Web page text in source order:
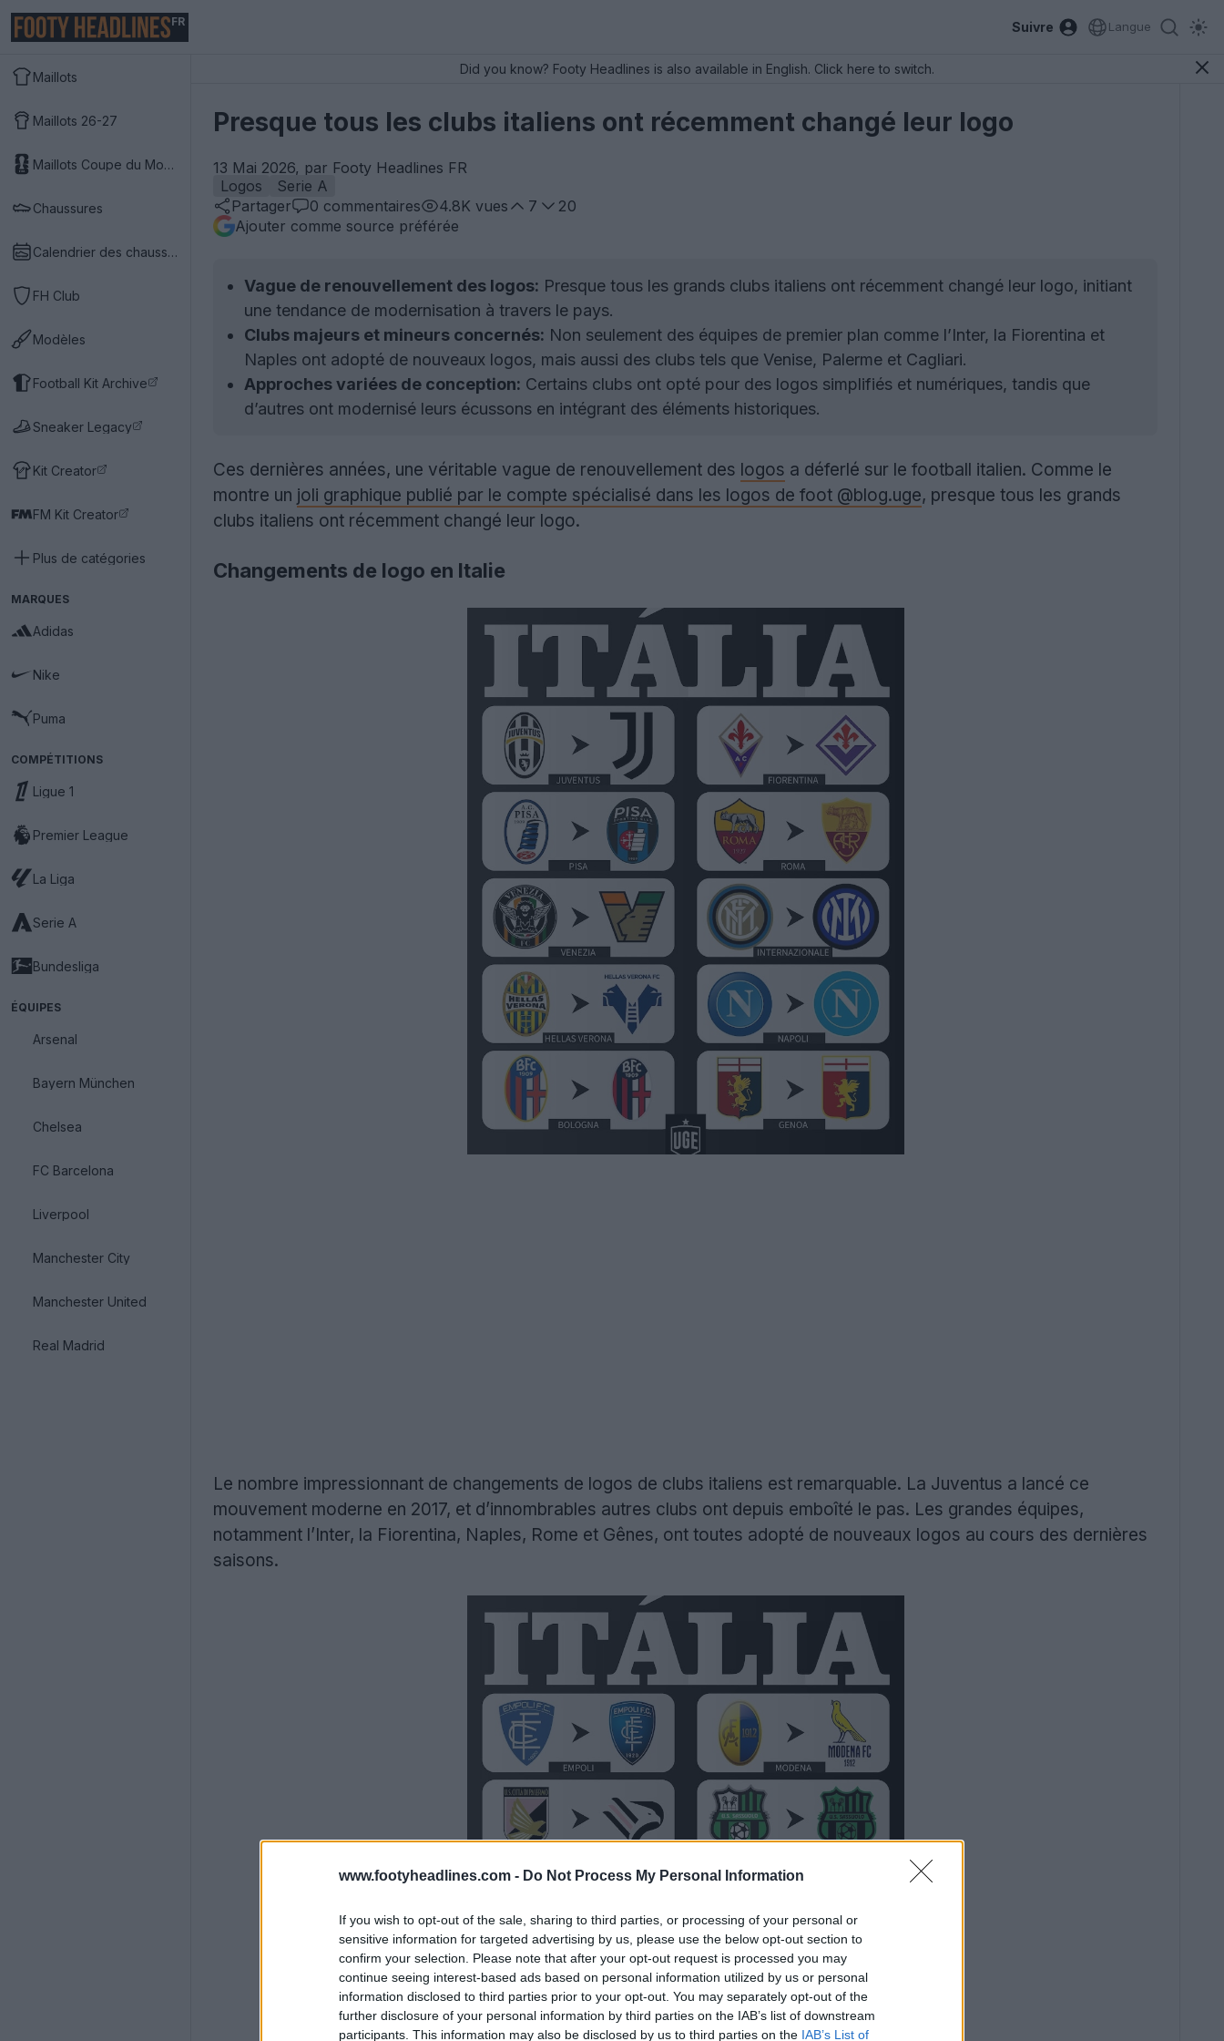
www.footyheadlines.com - Do Not Process My Personal Information
If you wish to opt-out of the sale, sharing to third parties, or processing of your personal or
sensitive information for targeted advertising by us, please use the below opt-out section to
confirm your selection. Please note that after your opt-out request is processed you may
continue seeing interest-based ads based on personal information utilized by us or personal
information disclosed to third parties prior to your opt-out. You may separately opt-out of the
further disclosure of your personal information by third parties on the IAB’s list of downstream
participants. This information may also be disclosed by us to third parties on the IAB’s List of
FR Suivre Langue
Maillots
Maillots 26-27
Maillots Coupe du Monde 2026
Chaussures
Calendrier des chaussures
FH Club
Modèles
Football Kit Archive
Sneaker Legacy
Kit Creator
FM Kit Creator
Plus de catégories
MARQUES
Adidas
Nike
Puma
COMPÉTITIONS
Ligue 1
Premier League
La Liga
Serie A
Bundesliga
ÉQUIPES
Arsenal
Bayern München
Chelsea
FC Barcelona
Liverpool
Manchester City
Manchester United
Real Madrid
Did you know? Footy Headlines is also available in English. Click here to switch.
Presque tous les clubs italiens ont récemment changé leur logo
13 Mai 2026, par Footy Headlines FR
Logos
Serie A
Partager
0 commentaires 4.8K vues 7
20
Ajouter comme source préférée
Vague de renouvellement des logos: Presque tous les grands clubs italiens ont récemment changé leur logo, initiant
une tendance de modernisation à travers le pays.
Clubs majeurs et mineurs concernés: Non seulement des équipes de premier plan comme l’Inter, la Fiorentina et
Naples ont adopté de nouveaux logos, mais aussi des clubs tels que Venise, Palerme et Cagliari.
Approches variées de conception: Certains clubs ont opté pour des logos simplifiés et numériques, tandis que
d’autres ont modernisé leurs écussons en intégrant des éléments historiques.
Ces dernières années, une véritable vague de renouvellement des logos a déferlé sur le football italien. Comme le
montre un joli graphique publié par le compte spécialisé dans les logos de foot @blog.uge, presque tous les grands
clubs italiens ont récemment changé leur logo.
Changements de logo en Italie
Le nombre impressionnant de changements de logos de clubs italiens est remarquable. La Juventus a lancé ce
mouvement moderne en 2017, et d’innombrables autres clubs ont depuis emboîté le pas. Les grandes équipes,
notamment l’Inter, la Fiorentina, Naples, Rome et Gênes, ont toutes adopté de nouveaux logos au cours des dernières
saisons.